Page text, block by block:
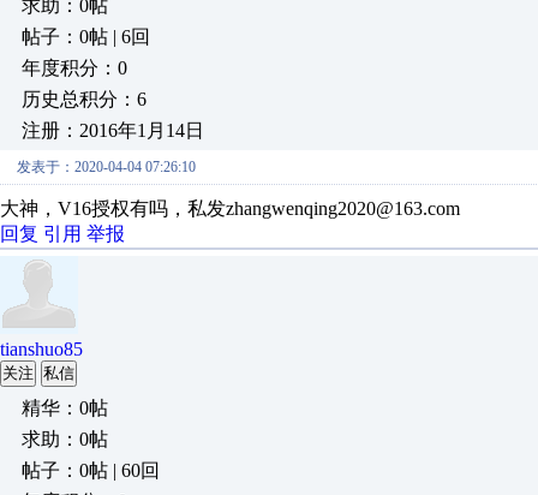
求助：0帖
帖子：0帖 | 6回
年度积分：0
历史总积分：6
注册：2016年1月14日
发表于：2020-04-04 07:26:10
大神，V16授权有吗，私发zhangwenqing2020@163.com
回复 引用 举报
tianshuo85
关注 私信
精华：0帖
求助：0帖
帖子：0帖 | 60回